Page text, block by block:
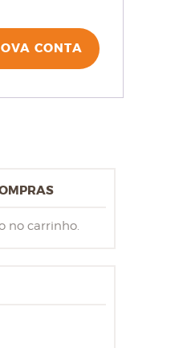
CONTA
no carrinho.